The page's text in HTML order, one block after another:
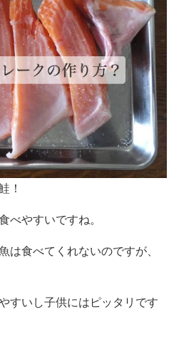
！
べやすいですね。
は食べてくれないのですが、
すいし子供にはピッタリです